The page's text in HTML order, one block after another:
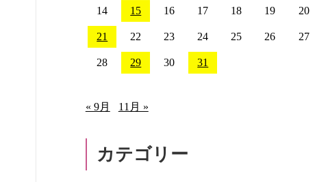
14 15 16 17 18 19 20
21 22 23 24 25 26 27
28 29 30 31
« 9月 11月 »
カテゴリー